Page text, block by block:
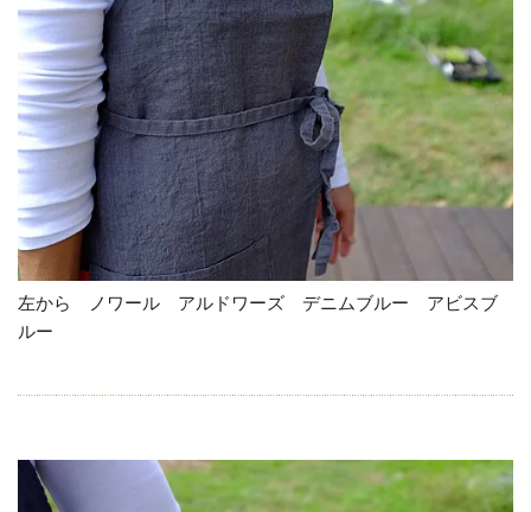
左から ノワール アルドワーズ デニムブルー アビスブ
ルー